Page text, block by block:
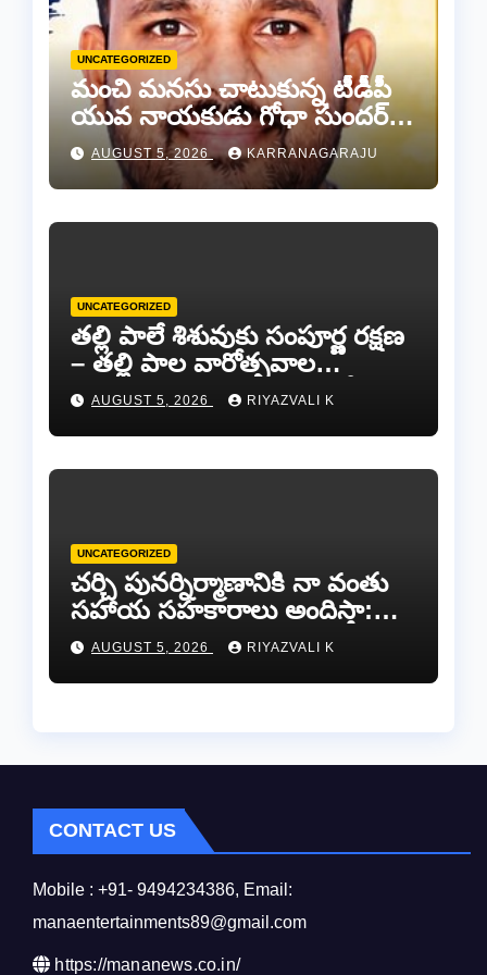
UNCATEGORIZED
మంచి మనసు చాటుకున్న టీడీపీ
యువ నాయకుడు గోధా సుందర్
రెడ్డి.AUGUST 5, 2026 KARRANAGARAJU
UNCATEGORIZED
తల్లి పాలే శిశువుకు సంపూర్ణ రక్షణ
– తల్లి పాల వారోత్సవాల
సందర్భంగా అవగాహన ర్యాలీ…
AUGUST 5, 2026 RIYAZVALI K
UNCATEGORIZED
చర్చి పునర్నిర్మాణానికి నా వంతు
సహాయ సహకారాలు అందిస్తా:
చంద్రగిరి ఎమ్మెల్యే పులివర్తి నాని.
AUGUST 5, 2026 RIYAZVALI K
CONTACT US
Mobile : +91- 9494234386, Email:
manaentertainments89@gmail.com
https://mananews.co.in/